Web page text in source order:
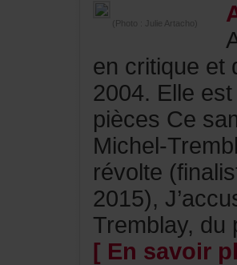
(Photo:JulieArtacho)
Michel-